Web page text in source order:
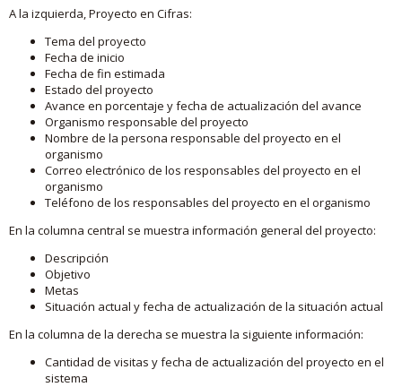
A la izquierda, Proyecto en Cifras:
Tema del proyecto
Fecha de inicio
Fecha de fin estimada
Estado del proyecto
Avance en porcentaje y fecha de actualización del avance
Organismo responsable del proyecto
Nombre de la persona responsable del proyecto en el
organismo
Correo electrónico de los responsables del proyecto en el
organismo
Teléfono de los responsables del proyecto en el organismo
En la columna central se muestra información general del proyecto:
Descripción
Objetivo
Metas
Situación actual y fecha de actualización de la situación actual
En la columna de la derecha se muestra la siguiente información:
Cantidad de visitas y fecha de actualización del proyecto en el
sistema